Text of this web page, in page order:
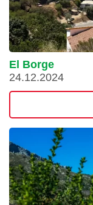
El Borge
24.12.2024